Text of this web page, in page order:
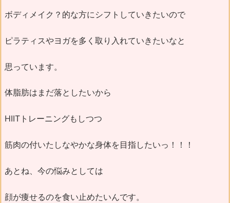
ボディメイク？的な方にシフトしていきたいので
ピラティスやヨガを多く取り入れていきたいなと
思っています。
体脂肪はまだ落としたいから
HIITトレーニングもしつつ
筋肉の付いたしなやかな身体を目指したいっ！！！
あとね、今の悩みとしては
顔が痩せるのを食い止めたいんです。